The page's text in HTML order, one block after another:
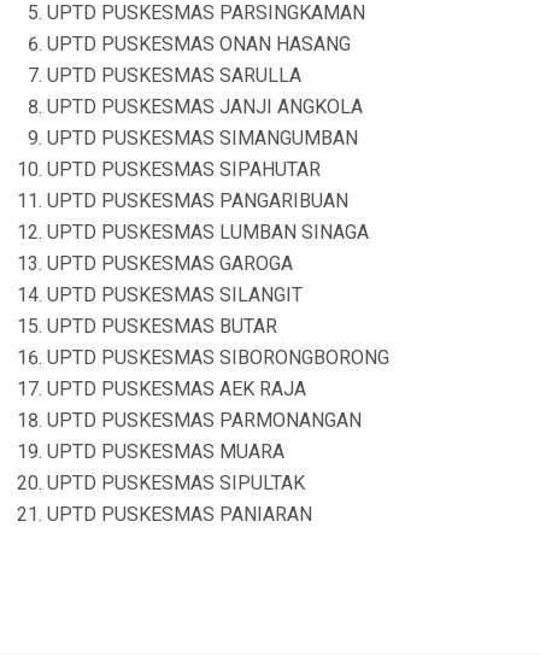
UPTD PUSKESMAS PARSINGKAMAN
UPTD PUSKESMAS ONAN HASANG
UPTD PUSKESMAS SARULLA
UPTD PUSKESMAS JANJI ANGKOLA
UPTD PUSKESMAS SIMANGUMBAN
UPTD PUSKESMAS SIPAHUTAR
UPTD PUSKESMAS PANGARIBUAN
UPTD PUSKESMAS LUMBAN SINAGA
UPTD PUSKESMAS GAROGA
UPTD PUSKESMAS SILANGIT
UPTD PUSKESMAS BUTAR
UPTD PUSKESMAS SIBORONGBORONG
UPTD PUSKESMAS AEK RAJA
UPTD PUSKESMAS PARMONANGAN
UPTD PUSKESMAS MUARA
UPTD PUSKESMAS SIPULTAK
UPTD PUSKESMAS PANIARAN